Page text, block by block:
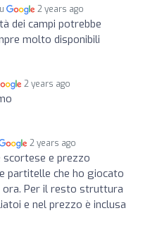
2 years ago
dei campi potrebbe
molto disponibili
2 years ago
2 years ago
scortese e prezzo
partitelle che ho giocato
ora. Per il resto struttura
e nel prezzo è inclusa